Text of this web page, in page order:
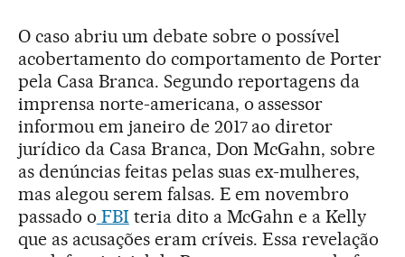
O caso abriu um debate sobre o possível
acobertamento do comportamento de Porter
pela Casa Branca. Segundo reportagens da
imprensa norte-americana, o assessor
informou em janeiro de 2017 ao diretor
jurídico da Casa Branca, Don McGahn, sobre
as denúncias feitas pelas suas ex-mulheres,
mas alegou serem falsas. E em novembro
passado o FBI teria dito a McGahn e a Kelly
que as acusações eram críveis. Essa revelação